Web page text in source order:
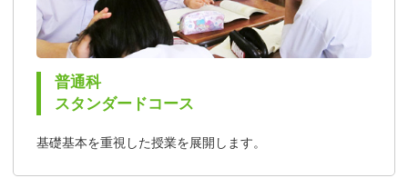
普通科
スタンダードコース
基礎基本を重視した授業を展開します。